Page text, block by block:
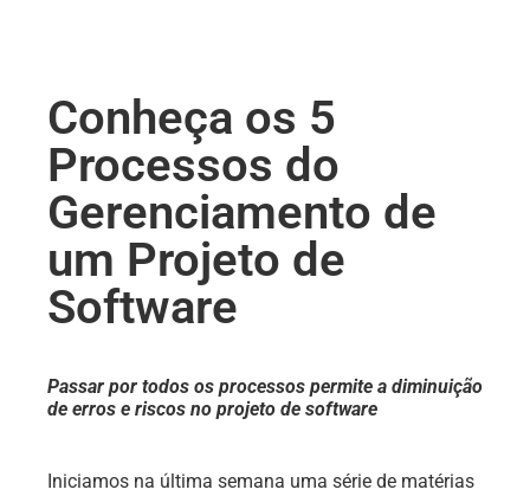
Conheça os 5
Processos do
Gerenciamento de
um Projeto de
Software
Passar por todos os processos permite a diminuição
de erros e riscos no projeto de software
Iniciamos na última semana uma série de matérias